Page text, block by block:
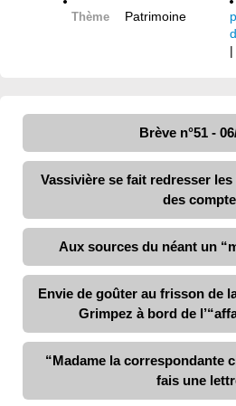
Thème Patrimoine
|
Brève n°51 -
Vassivière se fait redresser
des
Aux sources du néant un
Envie de goûter au frisson de
Grimpez à bord de
“Madame la correspondante
fais une